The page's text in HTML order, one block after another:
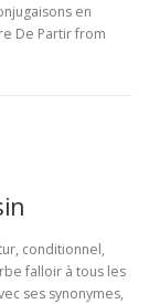
en
De Partir from
conditionnel,
falloir à tous les
ses synonymes,